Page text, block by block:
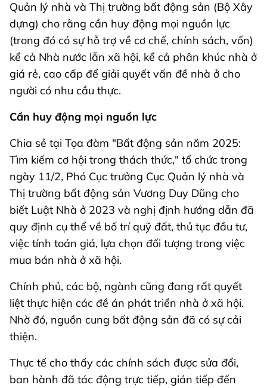
Quản lý nhà và Thị trường bất động sản (Bộ Xây
dựng) cho rằng cần huy động mọi nguồn lực
(trong đó có sự hỗ trợ về cơ chế, chính sách, vốn)
kể cả Nhà nước lẫn xã hội, kể cả phân khúc nhà ở
giá rẻ, cao cấp để giải quyết vấn đề nhà ở cho
người có nhu cầu thực.
Cần huy động mọi nguồn lực
Chia sẻ tại Tọa đàm "Bất động sản năm 2025:
Tìm kiếm cơ hội trong thách thức," tổ chức trong
ngày 11/2, Phó Cục trưởng Cục Quản lý nhà và
Thị trường bất động sản Vương Duy Dũng cho
biết Luật Nhà ở 2023 và nghị định hướng dẫn đã
quy định cụ thể về bố trí quỹ đất, thủ tục đầu tư,
việc tính toán giá, lựa chọn đối tượng trong việc
mua bán nhà ở xã hội.
Chính phủ, các bộ, ngành cũng đang rất quyết
liệt thực hiện các đề án phát triển nhà ở xã hội.
Nhờ đó, nguồn cung bất động sản đã có sự cải
thiện.
Thực tế cho thấy các chính sách được sửa đổi,
ban hành đã tác động trực tiếp, gián tiếp đến